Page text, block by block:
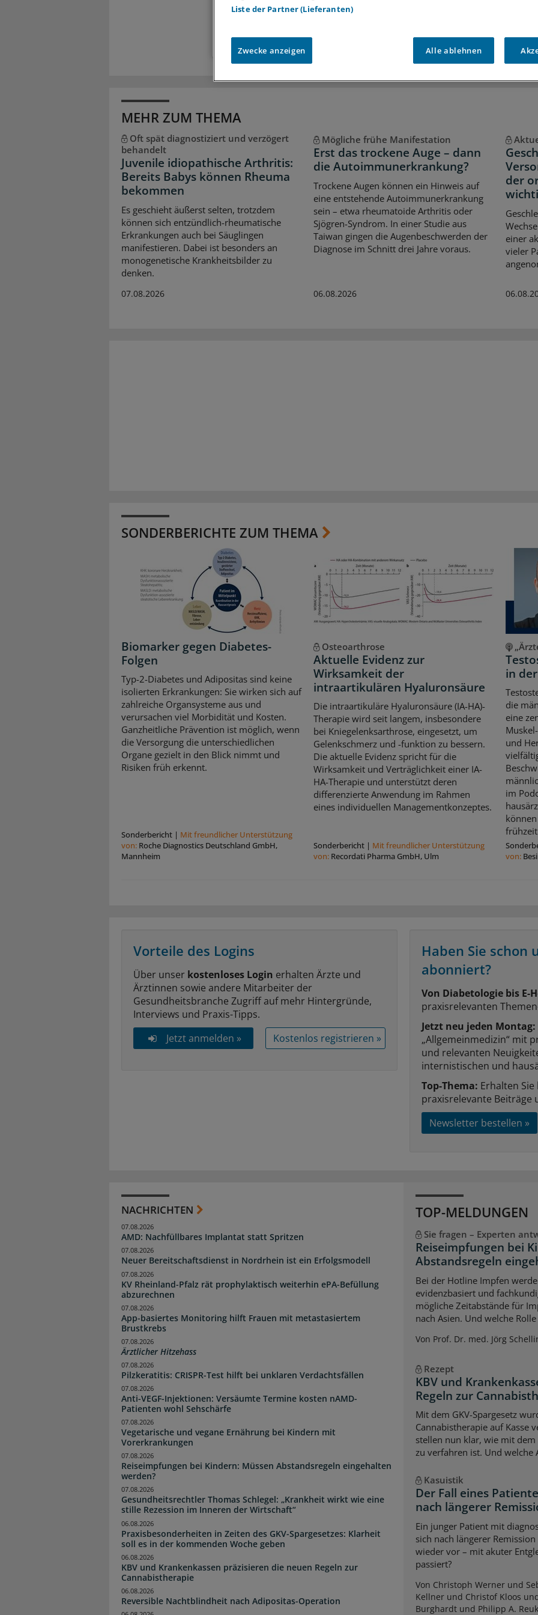
Zugriff auf allemedizinischen Berichte und Kommentare
Voraussetzungen für den Zugang
MEHR ZUM THEMA
Oft spät diagnostiziert und verzögert
behandelt
Juvenile idiopathische Arthritis:
Bereits Babys können Rheuma
bekommen
Es geschieht äußerst selten, trotzdem
können sich entzündlich-rheumatische
Erkrankungen auch bei Säuglingen
manifestieren. Dabei ist besonders an
monogenetische Krankheitsbilder zu
denken.
07.08.2026
Mögliche frühe Manifestation
Erst das trockene Auge – dann
die Autoimmunerkrankung?
Trockene Augen können ein Hinweis auf
eine entstehende Autoimmunerkrankung
sein – etwa rheumatoide Arthritis oder
Sjögren-Syndrom. In einer Studie aus
Taiwan gingen die Augenbeschwerden der
Diagnose im Schnitt drei Jahre voraus.
06.08.2026
der
einer
vieler
SONDERBERICHTE ZUM THEMA
Biomarker gegen Diabetes-
Folgen
Typ-2-Diabetes und Adipositas sind keine
isolierten Erkrankungen: Sie wirken sich auf
zahlreiche Organsysteme aus und
verursachen viel Morbidität und Kosten.
Ganzheitliche Prävention ist möglich, wenn
die Versorgung die unterschiedlichen
Organe gezielt in den Blick nimmt und
Risiken früh erkennt.
Sonderbericht | Mit freundlicher Unterstützung
von: Roche Diagnostics Deutschland GmbH,
Mannheim
Osteoarthrose
Aktuelle Evidenz zur
Wirksamkeit der
intraartikulären Hyaluronsäure
Die intraartikuläre Hyaluronsäure (IA-HA)-
Therapie wird seit langem, insbesondere
bei Kniegelenksarthrose, eingesetzt, um
Gelenkschmerz und -funktion zu bessern.
Die aktuelle Evidenz spricht für die
Wirksamkeit und Verträglichkeit einer IA-
HA-Therapie und unterstützt deren
differenzierte Anwendung im Rahmen
eines individuellen Managementkonzeptes.
Sonderbericht| Mit freundlicher Unterstützung
von: Recordati Pharma GmbH, Ulm
in
die
eine
und
im
von:
Vorteile des Logins
Über unser kostenloses Login erhalten Ärzte und
Ärztinnen sowie andere Mitarbeiter der
Gesundheitsbranche Zugriff auf mehr Hintergründe,
Interviews und Praxis-Tipps.
Jetzt anmelden »
Kostenlos registrieren »
Haben Sie schon
abonniert?
Von Diabetologie bis E-
praxisrelevanten
Jetzt neu jeden Montag:
„Allgemeinmedizin“ mit
und relevanten
internistischen und
Top-Thema: Erhalten
praxisrelevante Beiträge
Newsletter bestellen »
NACHRICHTEN
AMD: Nachfüllbares Implantat statt Spritzen
07.08.2026
Neuer Bereitschaftsdienst in Nordrhein ist ein Erfolgsmodell
07.08.2026
KV Rheinland-Pfalz rät prophylaktisch weiterhin ePA-Befüllung
abzurechnen
07.08.2026
App-basiertes Monitoring hilft Frauen mit metastasiertem
Brustkrebs
07.08.2026
Ärztlicher Hitzehass
07.08.2026
Pilzkeratitis: CRISPR-Test hilft bei unklaren Verdachtsfällen
07.08.2026
Anti-VEGF-Injektionen: Versäumte Termine kosten nAMD-
Patienten wohl Sehschärfe
07.08.2026
Vegetarische und vegane Ernährung bei Kindern mit
Vorerkrankungen
07.08.2026
Reiseimpfungen bei Kindern: Müssen Abstandsregeln eingehalten
werden?
07.08.2026
Gesundheitsrechtler Thomas Schlegel: „Krankheit wirkt wie eine
stille Rezession im Inneren der Wirtschaft“
07.08.2026
Praxisbesonderheiten in Zeiten des GKV-Spargesetzes: Klarheit
soll es in der kommenden Woche geben
06.08.2026
KBV und Krankenkassen präzisieren die neuen Regeln zur
Cannabistherapie
06.08.2026
Reversible Nachtblindheit nach Adipositas-Operation
06.08.2026
TOP-MELDUNGEN
Sie fragen – Experten
Reiseimpfungen bei
Abstandsregeln
Bei der Hotline Impfen
evidenzbasiert und
mögliche Zeitabstände für
nach Asien. Und welche
Von Prof. Dr. med. Jörg
Rezept
KBV und
Regeln zur
Mit dem GKV-Spargesetz
Cannabistherapie auf Kasse
stellen nun klar, wie mit
zu verfahren ist. Und welche
Kasuistik
Der Fall eines
nach längerer
Ein junger Patient mit
sich nach längerer
wieder vor – mit akuter
passiert?
Von Christoph Werner und
Kellner und Christof Kloos
Burghardt und Philipp A.
Liste der Partner (Lieferanten)
Zwecke anzeigen Alle ablehnen